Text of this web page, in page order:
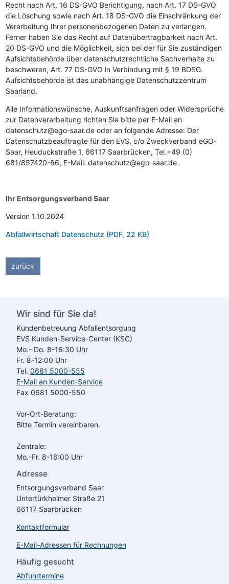
Recht nach Art. 16 DS-GVO Berichtigung, nach Art. 17 DS-GVO
die Löschung sowie nach Art. 18 DS-GVO die Einschränkung der
Verarbeitung Ihrer personenbezogenen Daten zu verlangen.
Ferner haben Sie das Recht auf Datenübertragbarkeit nach Art.
20 DS-GVO und die Möglichkeit, sich bei der für Sie zuständigen
Aufsichtsbehörde über datenschutzrechtliche Sachverhalte zu
beschweren, Art. 77 DS-GVO in Verbindung mit § 19 BDSG.
Aufsichtsbehörde ist das unabhängige Datenschutzzentrum
Saarland.
Alle Informationswünsche, Auskunftsanfragen oder Widersprüche
zur Datenverarbeitung richten Sie bitte per E-Mail an
datenschutz@ego-saar.de oder an folgende Adresse: Der
Datenschutzbeauftragte für den EVS, c/o Zweckverband eGO-
Saar, Heuduckstraße 1, 66117 Saarbrücken, Tel.+49 (0)
681/857420-66, E-Mail: datenschutz@ego-saar.de.
Ihr Entsorgungsverband Saar
Version 1.10.2024
Abfallwirtschaft Datenschutz (PDF, 22 KB)
zurück
Wir sind für Sie da!
Kundenbetreuung Abfallentsorgung
EVS Kunden-Service-Center (KSC)
Mo.- Do. 8-16:30 Uhr
Fr. 8-12:00 Uhr
Tel. 0681 5000-555
E-Mail an Kunden-Service
Fax 0681 5000-550
Vor-Ort-Beratung:
Bitte Termin vereinbaren.
Zentrale:
Mo.-Fr. 8-16:00 Uhr
Adresse
Entsorgungsverband Saar
Untertürkheimer Straße 21
66117 Saarbrücken
Kontaktformular
E-Mail-Adressen für Rechnungen
Häufig gesucht
Abfuhrtermine